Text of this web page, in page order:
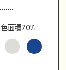
面積70%